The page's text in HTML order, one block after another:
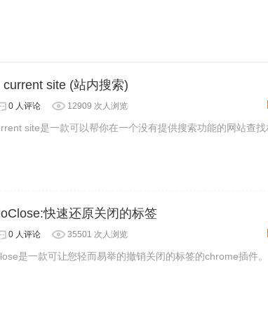
current site (站内搜索)
0 人评论 12909 次人浏览
site是一款可以帮你在一个没有提供搜索功能的网站查
快速还原关闭的标签
0 人评论 35501 次人浏览
是一款可让您轻而易举的撤销关闭的标签的chrome插件。